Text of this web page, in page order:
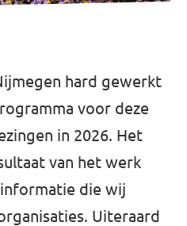
afdelingen
hard gewerkt
voor deze
in 2026. Het
van het werk
die wij
Uiteraard